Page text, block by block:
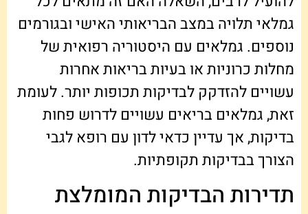
גמלאי תלויה במצב הבריאותי האישי ובגורמים
נוספים. גמלאים עם היסטוריה רפואית של
מחלות כרוניות או בעיות בריאות אחרות
עשויים להזדקק לבדיקות תכופות יותר. לעומת
זאת, גמלאים בריאים עשויים לדרוש פחות
בדיקות, אך עדיין כדאי לדון עם רופא לגבי
הצורך בבדיקות תקופתיות.
תדירות הבדיקות המומלצת